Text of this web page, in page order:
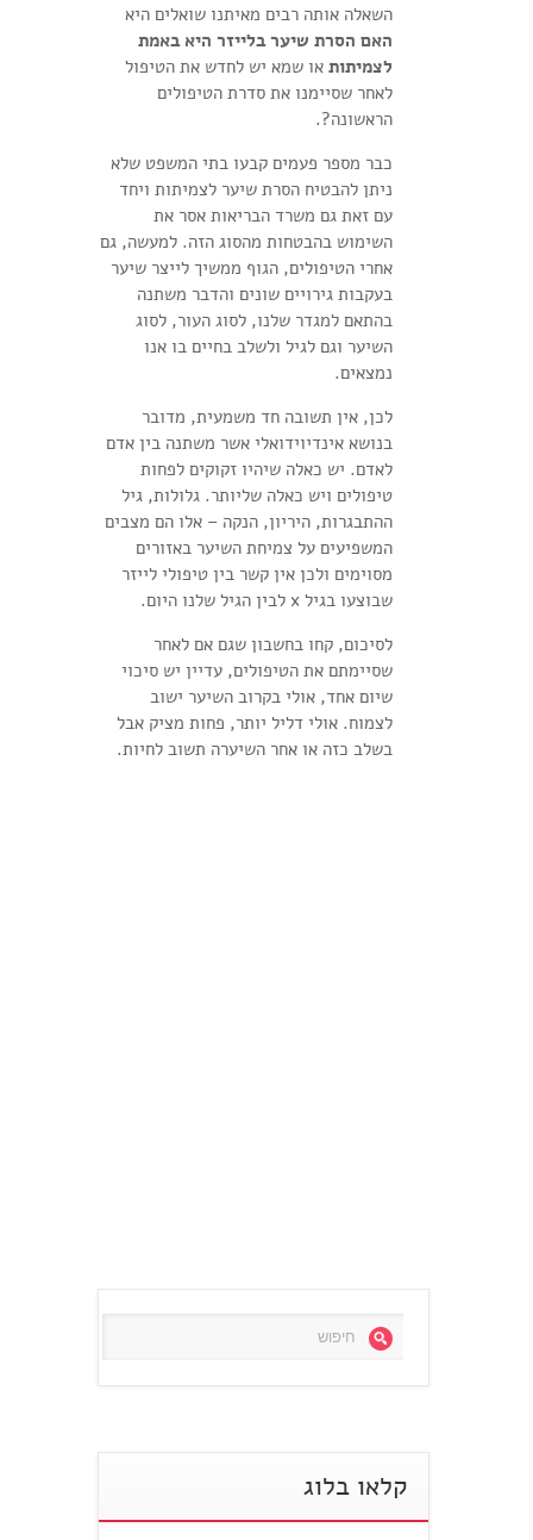
השאלה אותה רבים מאיתנו שואלים היא
האם הסרת שיער בלייזר היא באמת
לצמיתות או שמא יש לחדש את הטיפול
לאחר שסיימנו את סדרת הטיפולים
הראשונה?.
כבר מספר פעמים קבעו בתי המשפט שלא
ניתן להבטיח הסרת שיער לצמיתות ויחד
עם זאת גם משרד הבריאות אסר את
השימוש בהבטחות מהסוג הזה. למעשה, גם
אחרי הטיפולים, הגוף ממשיך לייצר שיער
בעקבות גירויים שונים והדבר משתנה
בהתאם למגדר שלנו, לסוג העור, לסוג
השיער וגם לגיל ולשלב בחיים בו אנו
נמצאים.
לכן, אין תשובה חד משמעית, מדובר
בנושא אינדיוידואלי אשר משתנה בין אדם
לאדם. יש כאלה שיהיו זקוקים לפחות
טיפולים ויש כאלה שליותר. גלולות, גיל
ההתבגרות, היריון, הנקה – אלו הם מצבים
המשפיעים על צמיחת השיער באזורים
מסוימים ולכן אין קשר בין טיפולי לייזר
שבוצעו בגיל x לבין הגיל שלנו היום.
לסיכום, קחו בחשבון שגם אם לאחר
שסיימתם את הטיפולים, עדיין יש סיכוי
שיום אחד, אולי בקרוב השיער ישוב
לצמוח. אולי דליל יותר, פחות מציק אבל
בשלב כזה או אחר השיערה תשוב לחיות.
קלאו בלוג